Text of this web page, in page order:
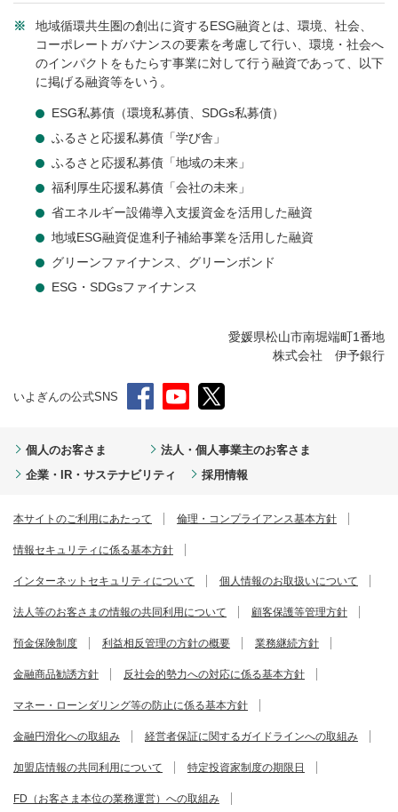
※
地域循環共生圏の創出に資するESG融資とは、環境、社会、
コーポレートガバナンスの要素を考慮して行い、環境・社会へ
のインパクトをもたらす事業に対して行う融資であって、以下
に掲げる融資等をいう。
ESG私募債（環境私募債、SDGs私募債）
ふるさと応援私募債「学び舎」
ふるさと応援私募債「地域の未来」
福利厚生応援私募債「会社の未来」
省エネルギー設備導入支援資金を活用した融資
地域ESG融資促進利子補給事業を活用した融資
グリーンファイナンス、グリーンボンド
ESG・SDGsファイナンス
愛媛県松山市南堀端町1番地
株式会社 伊予銀行
いよぎんの公式SNS
個人のお客さま
法人・個人事業主のお客さま
企業・IR・サステナビリティ
採用情報
本サイトのご利用にあたって 倫理・コンプライアンス基本方針
情報セキュリティに係る基本方針
インターネットセキュリティについて 個人情報のお取扱いについて
法人等のお客さまの情報の共同利用について 顧客保護等管理方針
預金保険制度 利益相反管理の方針の概要 業務継続方針
金融商品勧誘方針 反社会的勢力への対応に係る基本方針
マネー・ローンダリング等の防止に係る基本方針
金融円滑化への取組み 経営者保証に関するガイドラインへの取組み
加盟店情報の共同利用について 特定投資家制度の期限日
FD（お客さま本位の業務運営）への取組み